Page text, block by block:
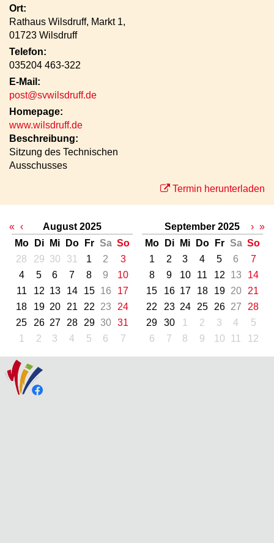
Ort:
Rathaus Wilsdruff, Markt 1,
01723 Wilsdruff
Telefon:
035204 463-322
E-Mail:
post@svwilsdruff.de
Homepage:
www.wilsdruff.de
Beschreibung:
Sitzung des Technischen
Ausschusses
Termin herunterladen
« ‹
August 2025
Mo
Di Mi Do Fr Sa So
28
29 30 31 1 2
3
4
5 6 7 8 9
10
11
12 13 14 15 16
17
18
19 20 21 22 23
24
25
26 27 28 29 30
31
1
2 3 4 5 6 7
September 2025
Mo
Di Mi Do Fr Sa So
1
2 3 4 5 6
7
8
9 10 11 12 13
14
15
16 17 18 19 20
21
22
23 24 25 26 27
28
29
30 1 2 3 4
5
6
7 8 9 10 11 12
› »